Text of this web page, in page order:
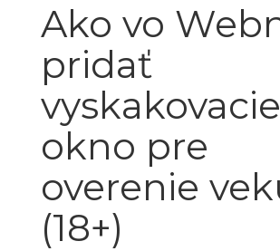
Ako vo
pridať
vyskakovacie
okno pre
overenie
(18+)